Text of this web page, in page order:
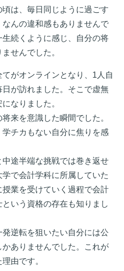
は、毎日同じように過ごす
んの違和感もありませんで
続くように感じ、自分の将
せんでした。
がオンラインとなり、1人自
が訪れました。そこで虚無
なりました。
来を意識した瞬間でした。
チカもない自分に焦りを感
途半端な挑戦では巻き返せ
で会計学科に所属していた
業を受けていく過程で会計
いう資格の存在も知りまし
逆転を狙いたい自分には公
ありませんでした。これが
由です。